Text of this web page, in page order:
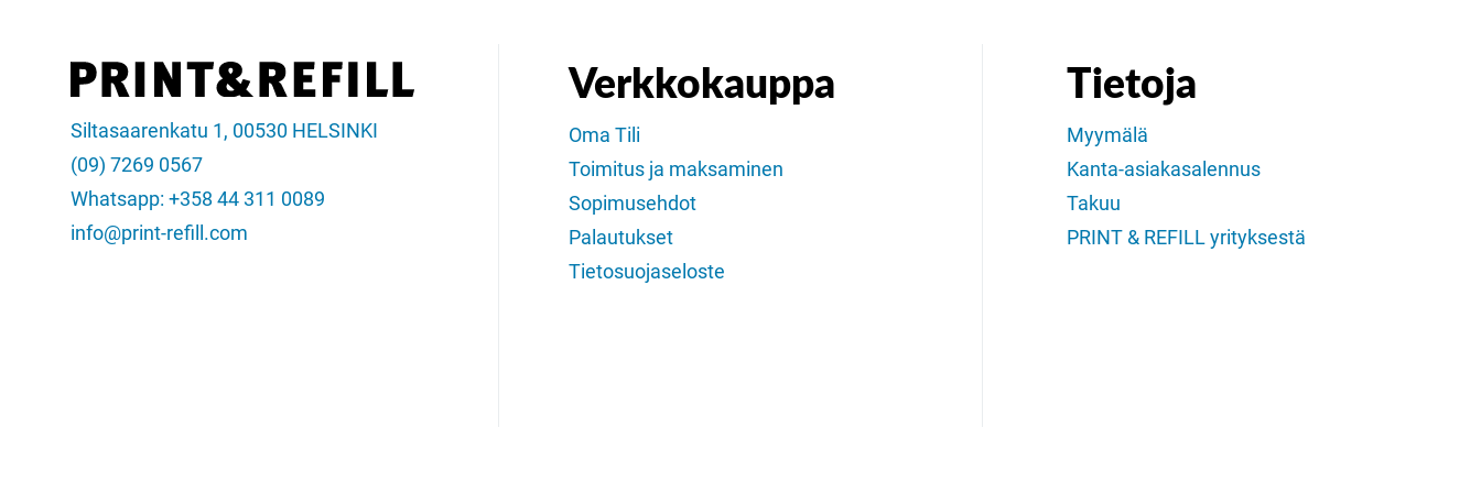
Siltasaarenkatu 1, 00530 HELSINKI
(09) 7269 0567
Whatsapp: +358 44 311 0089
info@print-refill.com
Verkkokauppa
Oma Tili
Toimitus ja maksaminen
Sopimusehdot
Palautukset
Tietosuojaseloste
Tietoja
Myymälä
Kanta-asiakasalennus
Takuu
PRINT & REFILL yrityksestä